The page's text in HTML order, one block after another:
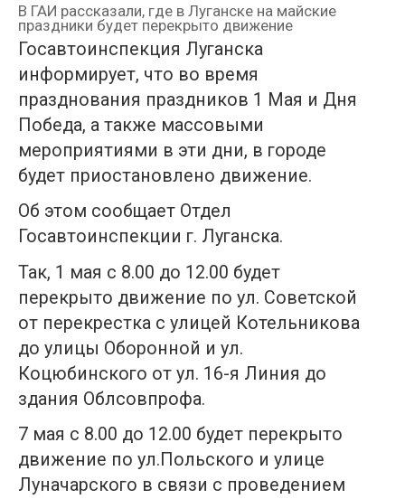
В ГАИ рассказали, где в Луганске на майские
праздники будет перекрыто движение
Госавтоинспекция Луганска
информирует, что во время
празднования праздников 1 Мая и Дня
Победа, а также массовыми
мероприятиями в эти дни, в городе
будет приостановлено движение.
Об этом сообщает Отдел
Госавтоинспекции г. Луганска.
Так, 1 мая с 8.00 до 12.00 будет
перекрыто движение по ул. Советской
от перекрестка с улицей Котельникова
до улицы Оборонной и ул.
Коцюбинского от ул. 16-я Линия до
здания Облсовпрофа.
7 мая с 8.00 до 12.00 будет перекрыто
движение по ул.Польского и улице
Луначарского в связи с проведением